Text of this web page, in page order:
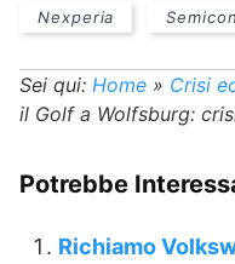
Nexperia
Sei qui: Home » Crisi
il Golf a Wolfsburg:
Potrebbe
Richiamo